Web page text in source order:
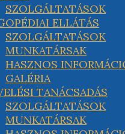
SZOLGÁLTATÁSOK
ELLÁTÁS
SZOLGÁLTATÁSOK
MUNKATÁRSAK
HASZNOS
GALÉRIA
TANÁCSADÁS
SZOLGÁLTATÁSOK
MUNKATÁRSAK